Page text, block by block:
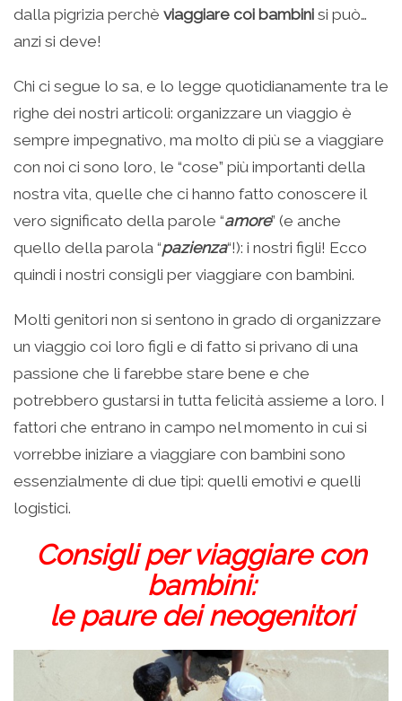
dalla pigrizia perchè viaggiare coi bambini si può…
anzi si deve!
Chi ci segue lo sa, e lo legge quotidianamente tra le
righe dei nostri articoli: organizzare un viaggio è
sempre impegnativo, ma molto di più se a viaggiare
con noi ci sono loro, le “cose” più importanti della
nostra vita, quelle che ci hanno fatto conoscere il
vero significato della parole “amore” (e anche
quello della parola “pazienza“!): i nostri figli! Ecco
quindi i nostri consigli per viaggiare con bambini.
Molti genitori non si sentono in grado di organizzare
un viaggio coi loro figli e di fatto si privano di una
passione che li farebbe stare bene e che
potrebbero gustarsi in tutta felicità assieme a loro. I
fattori che entrano in campo nel momento in cui si
vorrebbe iniziare a viaggiare con bambini sono
essenzialmente di due tipi: quelli emotivi e quelli
logistici.
Consigli per viaggiare con
bambini:
le paure dei neogenitori